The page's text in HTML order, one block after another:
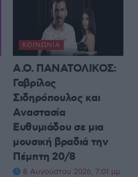
ΚΟΙΝΩΝΊΑ
Α.Ο. ΠΑΝΑΤΟΛΙΚΟΣ:
Γαβρίλος
Σιδηρόπουλος και
Αναστασία
Ευθυμιάδου σε μια
μουσική βραδιά την
Πέμπτη 20/8
8 Αυγούστου 2026, 7:01 μμ